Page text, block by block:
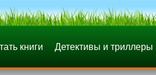
книги Детективы и триллеры